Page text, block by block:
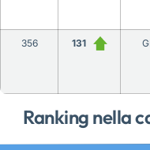
Ranking nella
356 131